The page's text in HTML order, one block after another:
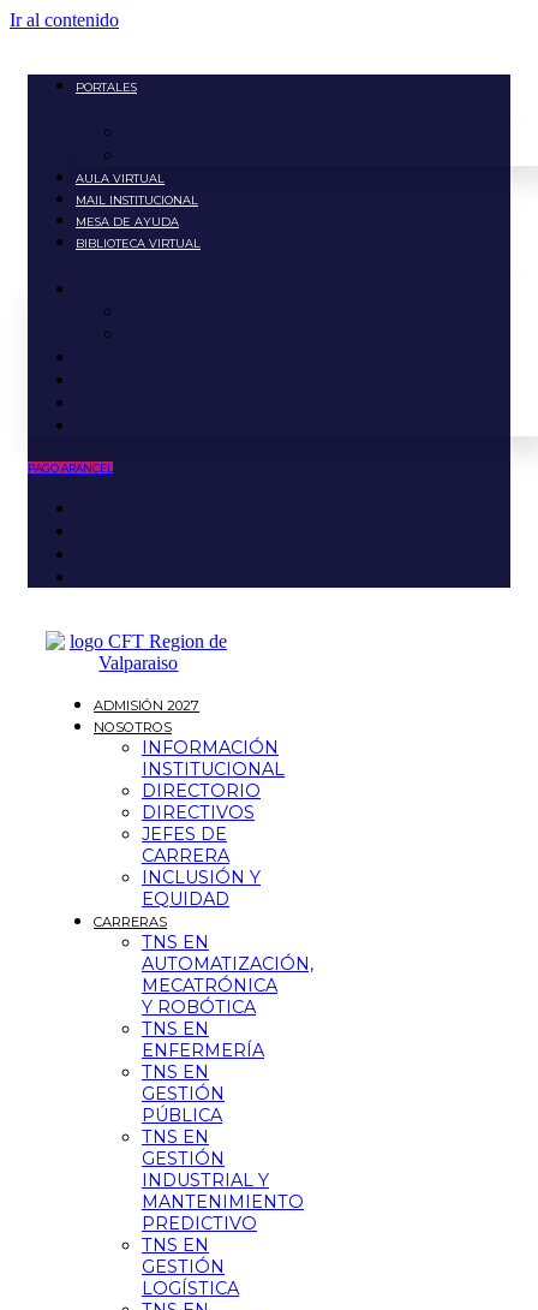
Ir al contenido
PORTALES
AULA VIRTUAL
MAIL INSTITUCIONAL
MESA DE AYUDA
BIBLIOTECA VIRTUAL
PAGO ARANCEL
ADMISIÓN 2027
NOSOTROS
INFORMACIÓN
INSTITUCIONAL
DIRECTORIO
DIRECTIVOS
JEFES DE
CARRERA
INCLUSIÓN Y
EQUIDAD
CARRERAS
TNS EN
AUTOMATIZACIÓN,
MECATRÓNICA
Y ROBÓTICA
TNS EN
ENFERMERÍA
TNS EN
GESTIÓN
PÚBLICA
TNS EN
GESTIÓN
INDUSTRIAL Y
MANTENIMIENTO
PREDICTIVO
TNS EN
GESTIÓN
LOGÍSTICA